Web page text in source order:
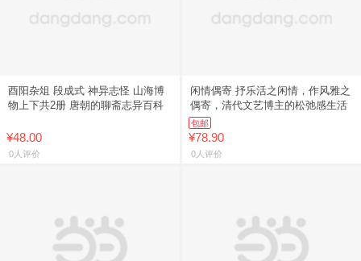
酉阳杂俎 段成式 神异志怪 山海博
物上下共2册 唐朝的聊斋志异百科
¥48.00
0人评价
闲情偶寄 抒乐活之闲情，作风雅之
偶寄，清代文艺博主的松弛感生活
包邮
¥78.90
0人评价